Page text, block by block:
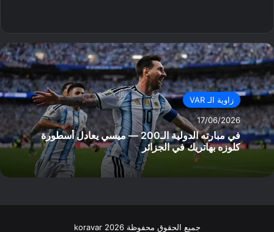
الوي
ب
زاوية الـ VAR
17/06/2026
في مبارته الدولية الـ200 — ميسي يعادل أسطورة
كلوزه بهاتريك في الجزائر
جميع الحقوق محفوظة koravar 2026